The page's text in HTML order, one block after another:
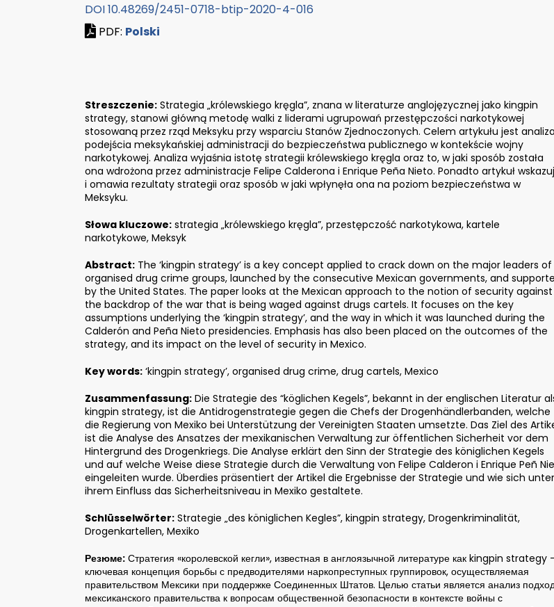
DOI 10.48269/2451-0718-btip-2020-4-016
PDF: Polski
Streszczenie: Strategia „królewskiego kręgla”, znana w literaturze anglojęzycznej jako kingpin
strategy, stanowi główną metodę walki z liderami ugrupowań przestępczości narkotykowej
stosowaną przez rząd Meksyku przy wsparciu Stanów Zjednoczonych. Celem artykułu jest analiza
podejścia meksykańskiej administracji do bezpieczeństwa publicznego w kontekście wojny
narkotykowej. Analiza wyjaśnia istotę strategii królewskiego kręgla oraz to, w jaki sposób została
ona wdrożona przez administracje Felipe Calderona i Enrique Peña Nieto. Ponadto artykuł
i omawia rezultaty strategii oraz sposób w jaki wpłynęła ona na poziom bezpieczeństwa w
Meksyku.
Słowa kluczowe: strategia „królewskiego kręgla”, przestępczość narkotykowa, kartele
narkotykowe, Meksyk
Abstract: The ‘kingpin strategy’ is a key concept applied to crack down on the major leaders of
organised drug crime groups, launched by the consecutive Mexican governments, and
by the United States. The paper looks at the Mexican approach to the notion of security against
the backdrop of the war that is being waged against drugs cartels. It focuses on the key
assumptions underlying the ‘kingpin strategy’, and the way in which it was launched during the
Calderón and Peña Nieto presidencies. Emphasis has also been placed on the outcomes of the
strategy, and its impact on the level of security in Mexico.
Key words: ‘kingpin strategy’, organised drug crime, drug cartels, Mexico
Zusammenfassung: Die Strategie des “köglichen Kegels”, bekannt in der englischen Literatur
kingpin strategy, ist die Antidrogenstrategie gegen die Chefs der Drogenhändlerbanden, welche
die Regierung von Mexiko bei Unterstützung der Vereinigten Staaten umsetzte. Das Ziel des
ist die Analyse des Ansatzes der mexikanischen Verwaltung zur öffentlichen Sicherheit vor dem
Hintergrund des Drogenkriegs. Die Analyse erklärt den Sinn der Strategie des königlichen Kegels
und auf welche Weise diese Strategie durch die Verwaltung von Felipe Calderon i Enrique Peñ
eingeleiten wurde. Überdies präsentiert der Artikel die Ergebnisse der Strategie und wie sich unter
ihrem Einfluss das Sicherheitsniveau in Mexiko gestaltete.
Schlüsselwörter: Strategie „des königlichen Kegles”, kingpin strategy, Drogenkriminalität,
Drogenkartellen, Mexiko
Резюме: Стратегия «королевской кегли», известная в англоязычной литературе как kingpin strategy
ключевая концепция борьбы с предводителями наркопреступных группировок, осуществляемая
правительством Мексики при поддержке Соединенных Штатов. Целью статьи является анализ
мексиканского правительства к вопросам общественной безопасности в контексте войны с